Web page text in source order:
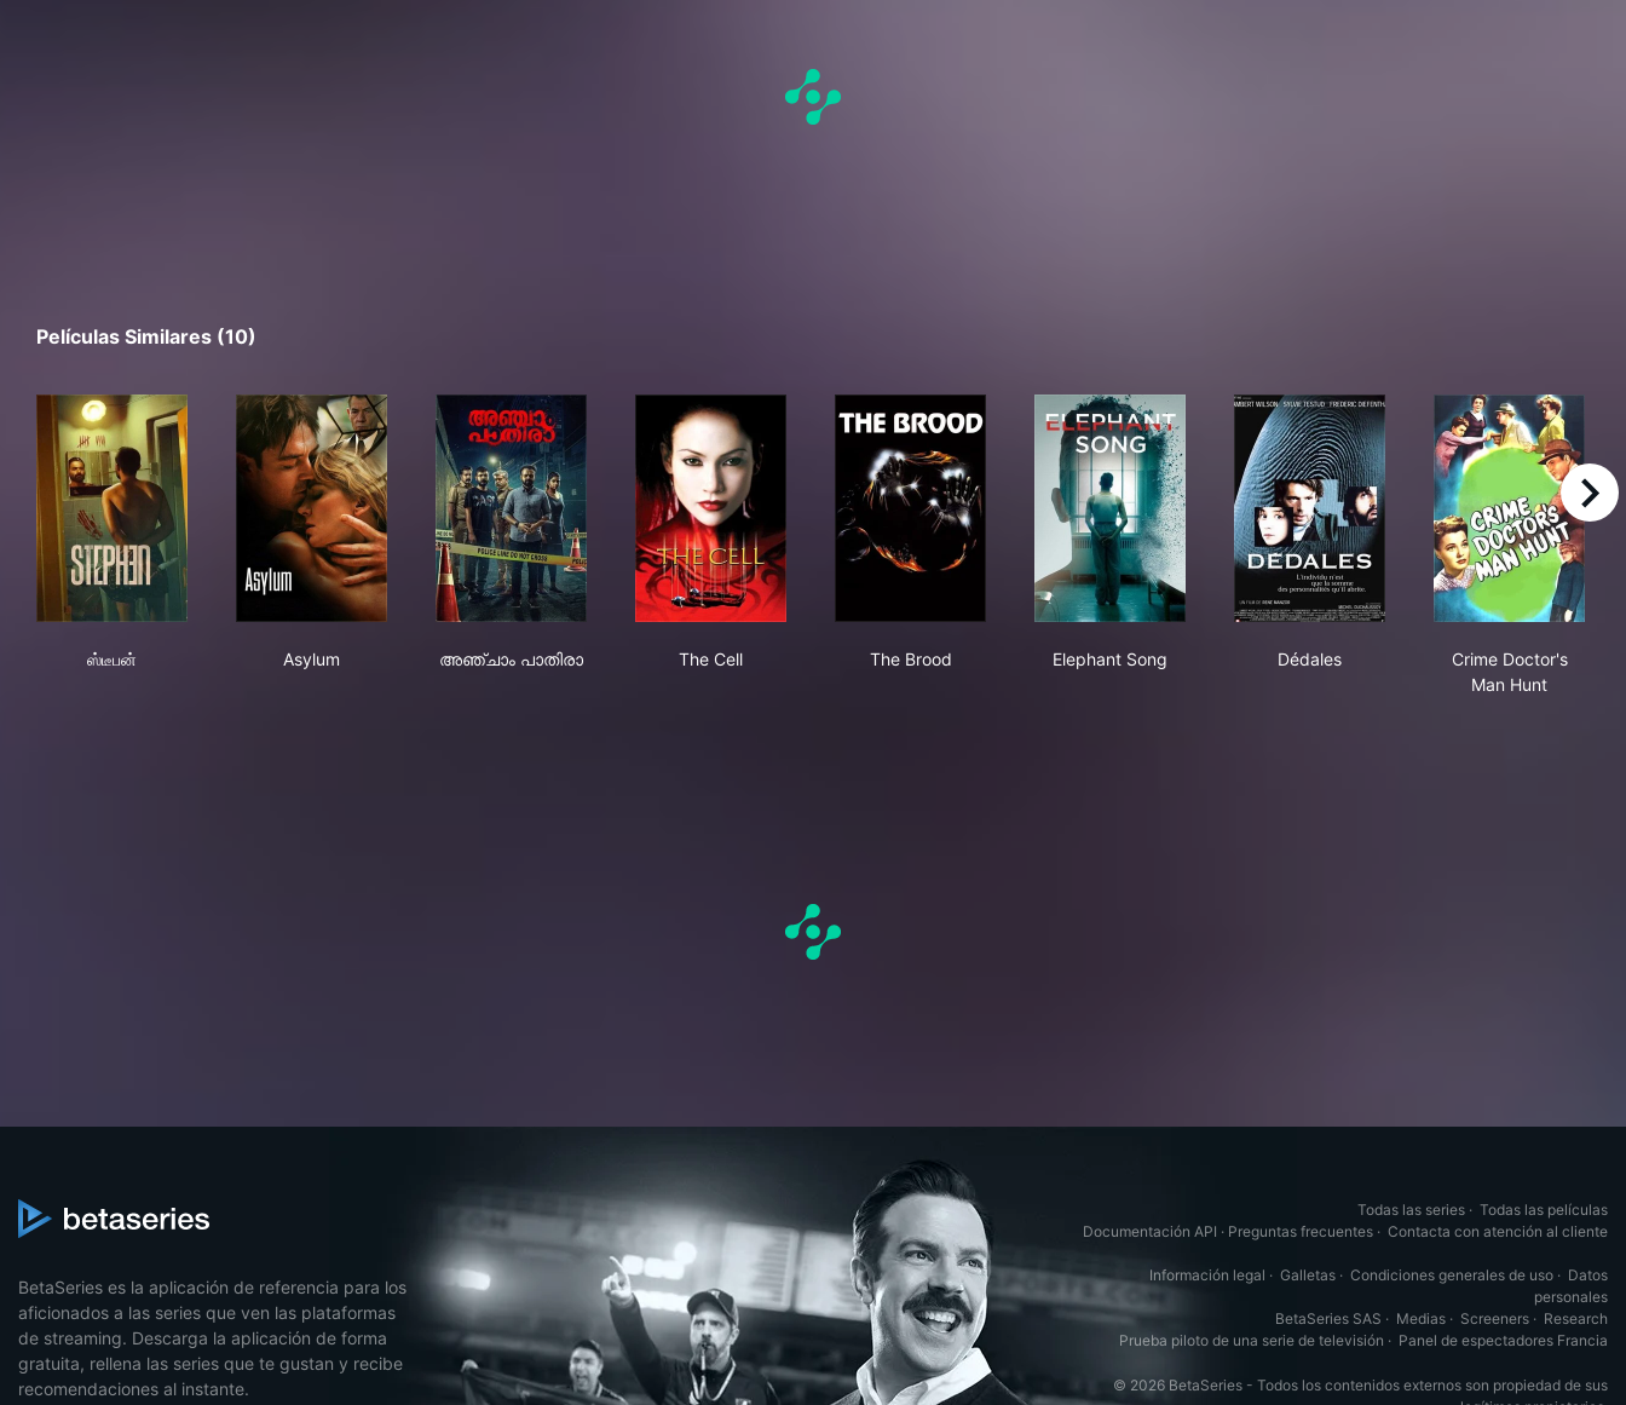
Películas Similares (10)
ஸ்டீபன்
Asylum
അഞ്ചാം പാതിരാ
The Cell
The Brood
Elephant Song
Dédales
Crime Doctor's
Man Hunt
right
BetaSeries es la aplicación de referencia para los
aficionados a las series que ven las plataformas
de streaming. Descarga la aplicación de forma
gratuita, rellena las series que te gustan y recibe
recomendaciones al instante.
Todas las series · Todas las películas
Documentación API · Preguntas frecuentes · Contacta con atención al cliente
Información legal · Galletas · Condiciones generales de uso · Datos
personales
BetaSeries SAS · Medias · Screeners · Research
Prueba piloto de una serie de televisión · Panel de espectadores Francia
© 2026 BetaSeries - Todos los contenidos externos son propiedad de sus